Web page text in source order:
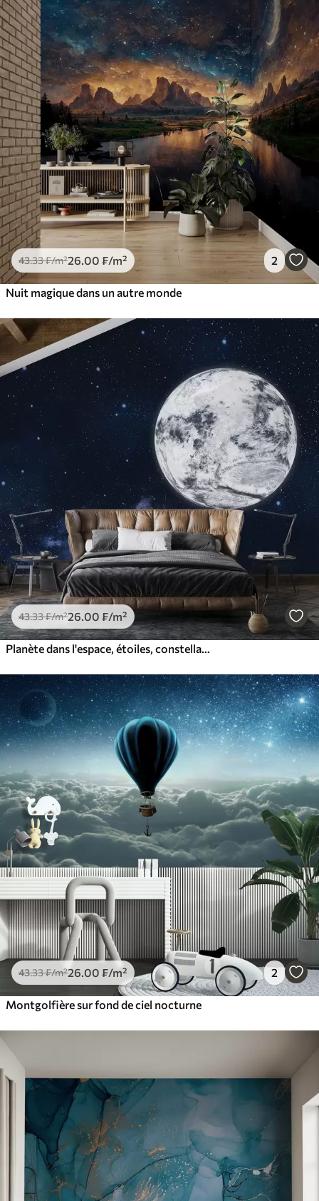
43.33₣/m²26 .00 ₣/m² 2
Nuit magique dans un autre monde
43.33₣/m²26 .00 ₣/m²
43.33₣/m²26 .00 ₣/m² 2
Montgolfière sur fond de ciel nocturne